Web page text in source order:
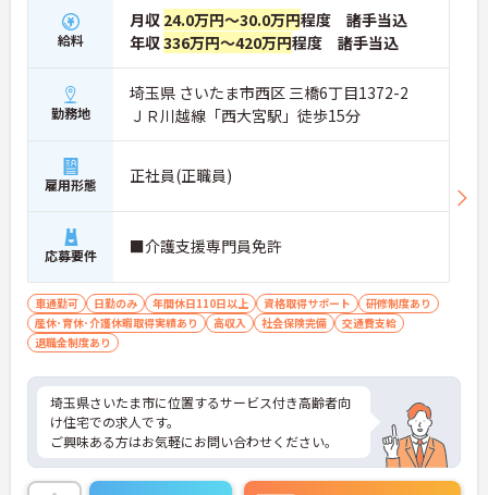
給料
月収 24.0万円～30.0万円程度 諸手当込
年収336万円～420万円程度 諸手当込
勤務地
埼玉県 さいたま市西区 三橋6丁目1372-2
ＪＲ川越線「西大宮駅」徒歩15分
雇用形態 正社員(正職員)
応募要件 ■介護支援専門員免許
車通勤可 日勤のみ 年間休日110日以上 資格取得サポート
研修制度あり
産休･育休･介護休暇取得実績あり
高収入 社会保険完備
交通費支給
退職金制度あり
埼玉県さいたま市に位置するサービス付き高齢者向
け住宅での求人です。
ご興味ある方はお気軽にお問い合わせください。